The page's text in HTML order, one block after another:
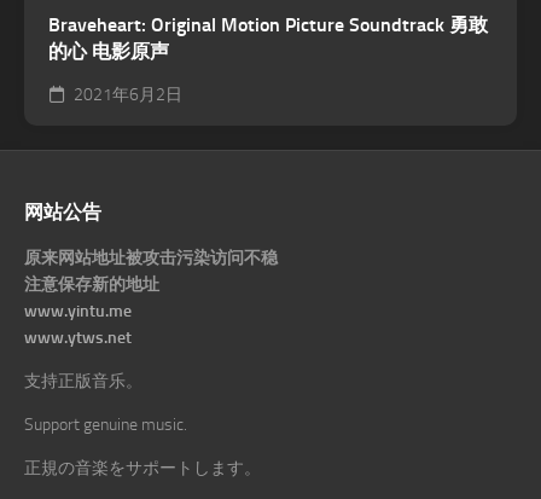
Braveheart: Original Motion Picture Soundtrack 勇敢
的心 电影原声
2021年6月2日
网站公告
原来网站地址被攻击污染访问不稳
注意保存新的地址
www.yintu.me
www.ytws.net
支持正版音乐。
Support genuine music.
正規の音楽をサポートします。